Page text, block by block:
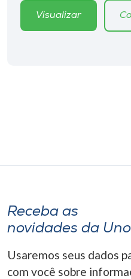
Editora
A-
Visualizar
Receba as
novidades da
Usaremos seus dados
com você sobre